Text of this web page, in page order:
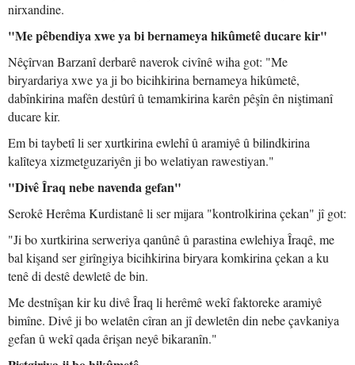
nirxandine.
"Me pêbendiya xwe ya bi bernameya hikûmetê ducare kir"
Nêçîrvan Barzanî derbarê naverok civînê wiha got: "Me
biryardariya xwe ya ji bo bicihkirina bernameya hikûmetê,
dabînkirina mafên destûrî û temamkirina karên pêşîn ên niştimanî
ducare kir.
Em bi taybetî li ser xurtkirina ewlehî û aramiyê û bilindkirina
kalîteya xizmetguzariyên ji bo welatiyan rawestiyan."
"Divê Îraq nebe navenda gefan"
Serokê Herêma Kurdistanê li ser mijara "kontrolkirina çekan" jî got:
"Ji bo xurtkirina serweriya qanûnê û parastina ewlehiya Îraqê, me
bal kişand ser girîngiya bicihkirina biryara komkirina çekan a ku
tenê di destê dewletê de bin.
Me destnîşan kir ku divê Îraq li herêmê wekî faktoreke aramiyê
bimîne. Divê ji bo welatên cîran an jî dewletên din nebe çavkaniya
gefan û wekî qada êrişan neyê bikaranîn."